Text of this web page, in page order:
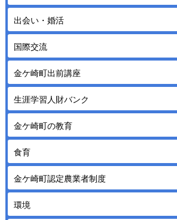
出会い・婚活
国際交流
金ケ崎町出前講座
生涯学習人財バンク
金ケ崎町の教育
食育
金ケ崎町認定農業者制度
環境